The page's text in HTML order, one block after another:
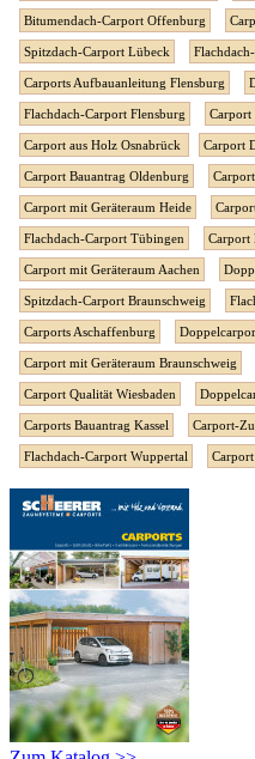
Bitumendach-Carport Offenburg
Spitzdach-Carport Lübeck
Carports Aufbauanleitung Flensburg
Flachdach-Carport Flensburg Carport
Carport aus Holz Osnabrück Carport
Carport Bauantrag Oldenburg
Carport mit Geräteraum Heide
Flachdach-Carport Tübingen Carport
Carport mit Geräteraum Aachen
Spitzdach-Carport Braunschweig
Carports Aschaffenburg
Carport mit Geräteraum Braunschweig
Carport Qualität Wiesbaden
Carports Bauantrag Kassel Carport-
Flachdach-Carport Wuppertal